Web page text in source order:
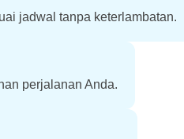
jadwal tanpa keterlambatan.
perjalanan Anda.